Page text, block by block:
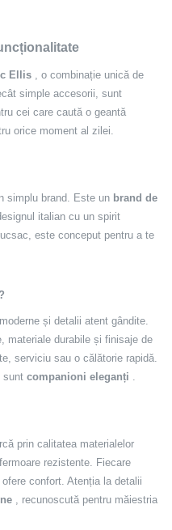
Ellis , o combinație unică de
simple accesorii, sunt
cei care caută o geantă
orice moment al zilei.
simplu brand. Este un brand de
italian cu un spirit
este conceput pentru a te
și detalii atent gândite.
materiale durabile și finisaje de
serviciu sau o călătorie rapidă.
sunt companioni eleganți
prin calitatea materialelor
rezistente. Fiecare
confort. Atenția la detalii
, recunoscută pentru măiestria